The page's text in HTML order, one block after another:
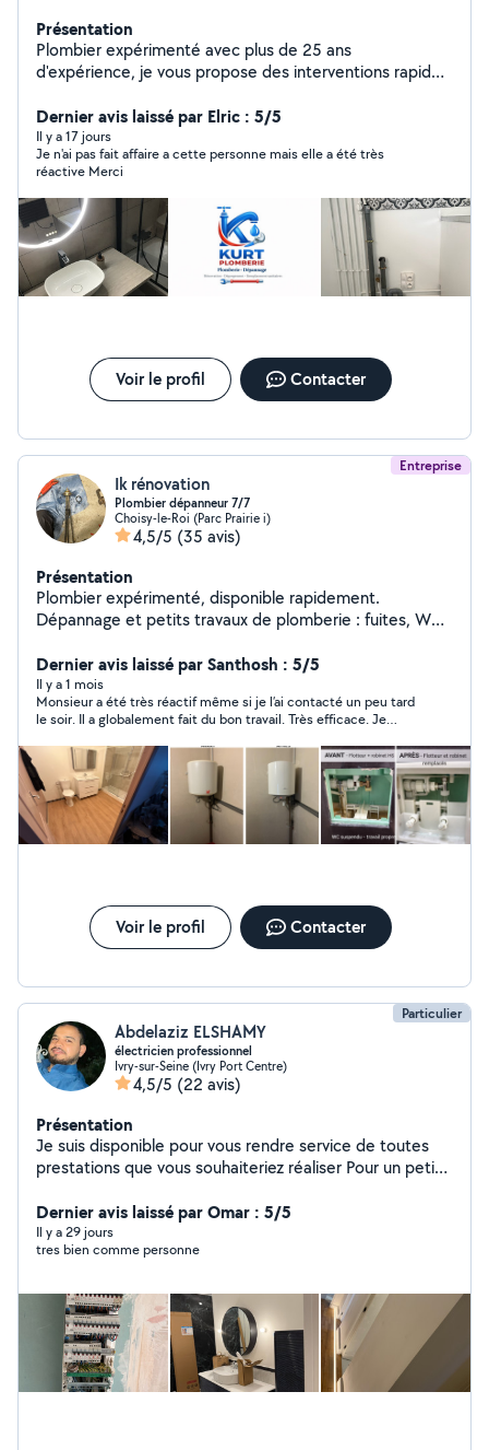
Présentation
Plombier expérimenté avec plus de 25 ans
d'expérience, je vous propose des interventions rapides
(dépannage, installation, rénovation). Équipé d'un
outillage professionnel pour un travail propre et durable.
Je dispose d'une assurance décennale, gage de sérieux
et de sécurité. Travail de qualité, conseils personnalisés
et respect des délais.
Dernier avis laissé par Elric : 5/5
Il y a 17 jours
Je n'ai pas fait affaire a cette personne mais elle a été très
réactive Merci
Voir le profil Contacter
Entreprise
Ik rénovation
Plombier dépanneur 7/7
Choisy-le-Roi (Parc Prairie i)
4,5/5 (35 avis)
Présentation
Plombier expérimenté, disponible rapidement.
Dépannage et petits travaux de plomberie : fuites, WC,
canalisation etc Tout type de bricolage ( montage de
meuble, luminaires etc ) rénovation de salle de bain.
Sérieux, ponctuel, travail propre.
Dernier avis laissé par Santhosh : 5/5
Il y a 1 mois
Monsieur a été très réactif même si je l’ai contacté un peu tard
le soir. Il a globalement fait du bon travail. Très efficace. Je
Voir le profil Contacter
Particulier
Abdelaziz ELSHAMY
électricien professionnel
Ivry-sur-Seine (Ivry Port Centre)
4,5/5 (22 avis)
Présentation
Je suis disponible pour vous rendre service de toutes
prestations que vous souhaiteriez réaliser Pour un petit
Dernier avis laissé par Omar : 5/5
Il y a 29 jours
tres bien comme personne